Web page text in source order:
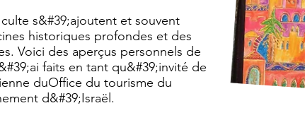
s&#39;ajoutent et souvent
historiques profondes et des
Voici des aperçus personnels de
faits en tant qu&#39;invité de
duOffice du tourisme du
d&#39;Israël.